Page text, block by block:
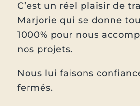
C’est un réel plaisir de
Marjorie qui se donne
1000% pour nous
nos projets.
Nous lui faisons
fermés.